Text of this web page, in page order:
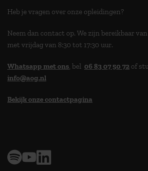
Heb je vragen over onze opleidingen?
Neem dan contact op. We zijn bereikbaar
met vrijdag van 8:30 tot 17:30 uur.
Whatsapp met ons, bel 06 83 07 50 72 of
info@aog.nl
Bekijk onze contactpagina